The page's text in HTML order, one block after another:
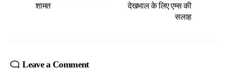
शामत
देखभाल के लिए एम्स की
सलाह
Leave a Comment